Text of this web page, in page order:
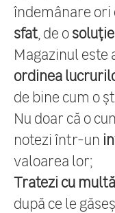
îndemânare ori
sfat , de osoluție
Magazinul este
ordinea
de bine cum o
Nu doar că o
notezi într-un
valoarea lor;
Tratezi cu
după ce le